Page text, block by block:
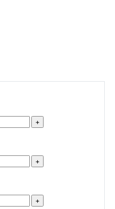
+
+
+